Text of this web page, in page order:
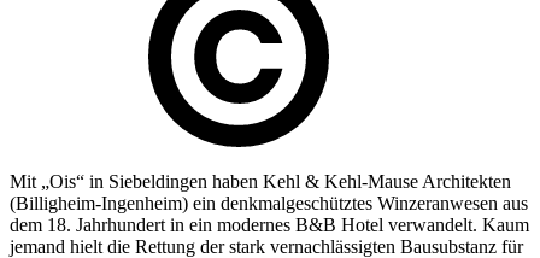
Mit „Ois“ in Siebeldingen haben Kehl & Kehl-Mause Architekten
(Billigheim-Ingenheim) ein denkmalgeschütztes Winzeranwesen aus
dem 18. Jahrhundert in ein modernes B&B Hotel verwandelt. Kaum
jemand hielt die Rettung der stark vernachlässigten Bausubstanz für